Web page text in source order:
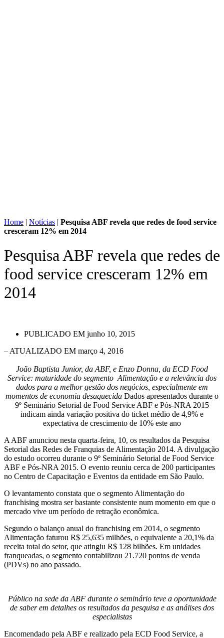
Home | Notícias | Pesquisa ABF revela que redes de food service
cresceram 12% em 2014
Pesquisa ABF revela que redes de
food service cresceram 12% em
2014
PUBLICADO EM junho 10, 2015
– ATUALIZADO EM março 4, 2016
João Baptista Junior, da ABF, e Enzo Donna, da ECD Food
Service: maturidade do segmento Alimentação e a relevância dos
dados para a melhor gestão dos negócios, especialmente em
momentos de economia desaquecida Dados apresentados durante o
9º Seminário Setorial de Food Service ABF e Pós-NRA 2015
indicam ainda variação positiva do ticket médio de 4,9% e
expectativa de crescimento de 10% este ano
A ABF anunciou nesta quarta-feira, 10, os resultados da Pesquisa
Setorial das Redes de Franquias de Alimentação 2014. A divulgação
do estudo ocorreu durante o 9º Seminário Setorial de Food Service
ABF e Pós-NRA 2015. O evento reuniu cerca de 200 participantes
no Centro de Capacitação e Eventos da entidade em São Paulo.
O levantamento constata que o segmento Alimentação do
franchising mostra ser bastante consistente num momento em que o
mercado vive um período de retração econômica.
Segundo o balanço anual do franchising em 2014, o segmento
Alimentação faturou R$ 25,635 milhões, o equivalente a 20,1% da
receita total do setor, que atingiu R$ 128 bilhões. Em unidades
franqueadas, o segmento contabilizou 21.720 pontos de venda
(PDVs) no ano passado.
Público na sede da ABF durante o seminário teve a oportunidade
de saber em detalhes os resultados da pesquisa e as análises dos
especialistas
Encomendado pela ABF e realizado pela ECD Food Service, a